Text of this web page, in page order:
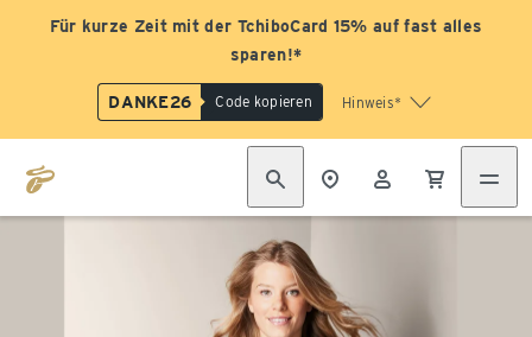
Für kurze Zeit mit der TchiboCard 15% auf fast alles
sparen!*
DANKE26 Code kopieren Hinweis*